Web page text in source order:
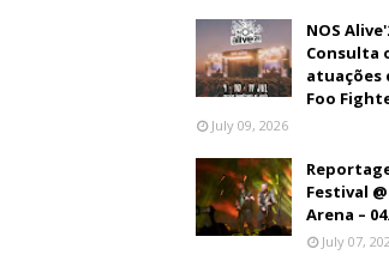
NOS
Consulta
atuações
Foo
July 09, 2026
Festival
Arena –
July 07,